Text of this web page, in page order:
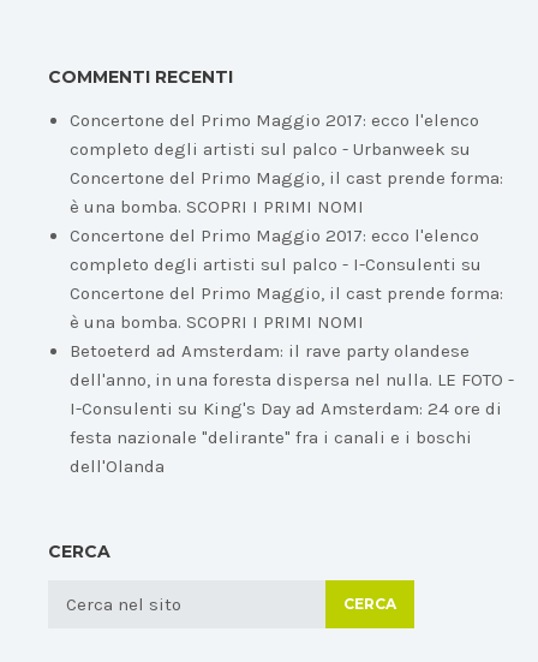
COMMENTI RECENTI
Concertone del Primo Maggio 2017: ecco l'elenco
completo degli artisti sul palco - Urbanweek su
Concertone del Primo Maggio, il cast prende forma:
è una bomba. SCOPRI I PRIMI NOMI
Concertone del Primo Maggio 2017: ecco l'elenco
completo degli artisti sul palco - I-Consulenti su
Concertone del Primo Maggio, il cast prende forma:
è una bomba. SCOPRI I PRIMI NOMI
Betoeterd ad Amsterdam: il rave party olandese
dell'anno, in una foresta dispersa nel nulla. LE FOTO -
I-Consulenti su King's Day ad Amsterdam: 24 ore di
festa nazionale "delirante" fra i canali e i boschi
dell'Olanda
CERCA
CERCA